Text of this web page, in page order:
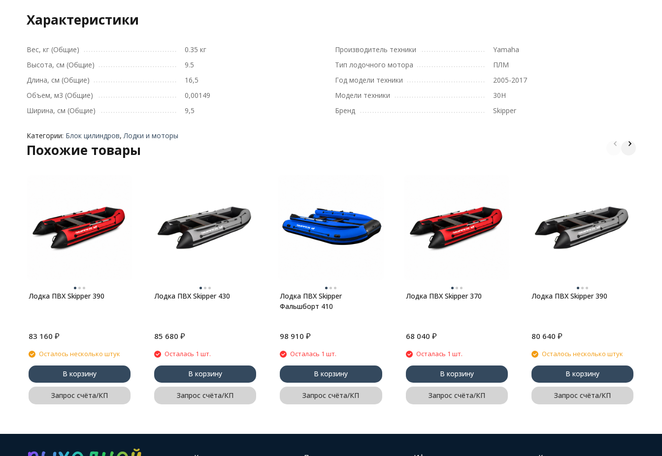
Характеристики
Вес, кг (Общие)
0.35 кг
Высота, см (Общие)
9.5
Длина, см (Общие)
16,5
Объем, м3 (Общие)
0,00149
Ширина, см (Общие)
9,5
Производитель техники
Yamaha
Тип лодочного мотора
ПЛМ
Год модели техники
2005-2017
Модели техники
30H
Бренд
Skipper
Категории: Блок цилиндров,Лодки и моторы
Похожие товары
Лодка ПВХ Skipper 390
83 160 ₽
Осталось несколько штук
В корзину
Запрос счёта/КП
Лодка ПВХ Skipper 430
85 680 ₽
Осталась 1 шт.
В корзину
Запрос счёта/КП
Лодка ПВХ Skipper
Фальшборт 410
98 910 ₽
Осталась 1 шт.
В корзину
Запрос счёта/КП
Лодка ПВХ Skipper 370
68 040 ₽
Осталась 1 шт.
В корзину
Запрос счёта/КП
Лодка ПВХ Skipper 390
80 640 ₽
Осталось несколько штук
В корзину
Запрос счёта/КП